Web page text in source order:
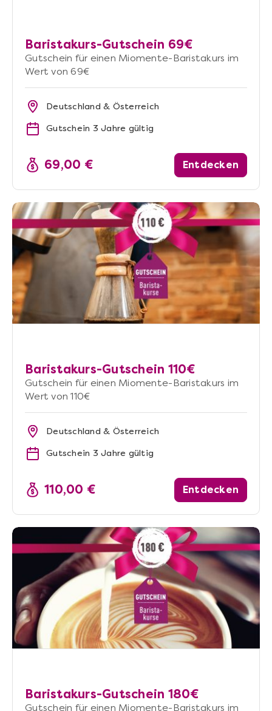
Baristakurs-Gutschein 69€
Gutschein für einen Miomente-Baristakurs im
Wert von 69€
Deutschland & Österreich
Gutschein 3 Jahre gültig
69,00 € Entdecken
Baristakurs-Gutschein 110€
Gutschein für einen Miomente-Baristakurs im
Wert von 110€
Deutschland & Österreich
Gutschein 3 Jahre gültig
110,00 € Entdecken
Baristakurs-Gutschein 180€
Gutschein für einen Miomente-Baristakurs im